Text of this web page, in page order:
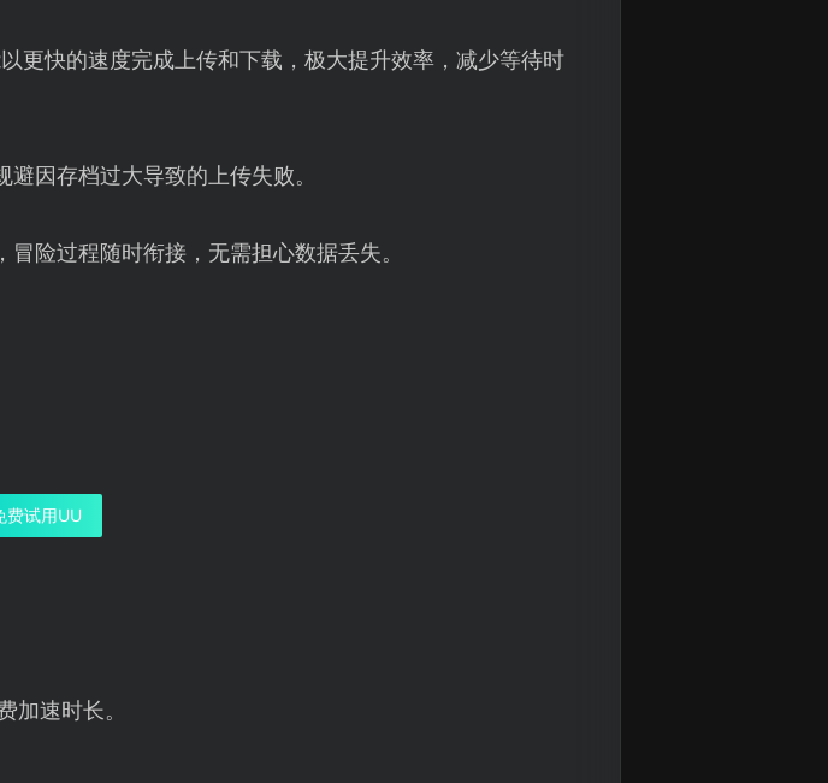
更快的速度完成上传和下载，极大提升效率，减少等待时
因存档过大导致的上传失败。
险过程随时衔接，无需担心数据丢失。
费试用UU
加速时长。